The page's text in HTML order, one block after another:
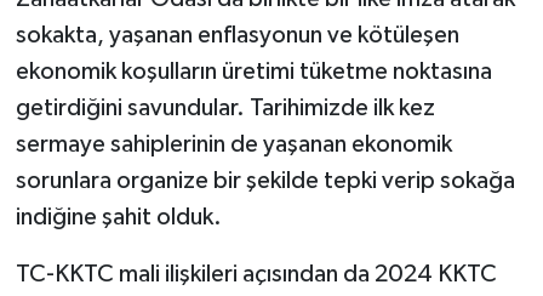
sokakta, yaşanan enflasyonun ve kötüleşen
ekonomik koşulların üretimi tüketme noktasına
getirdiğini savundular. Tarihimizde ilk kez
sermaye sahiplerinin de yaşanan ekonomik
sorunlara organize bir şekilde tepki verip sokağa
indiğine şahit olduk.
TC-KKTC mali ilişkileri açısından da 2024 KKTC